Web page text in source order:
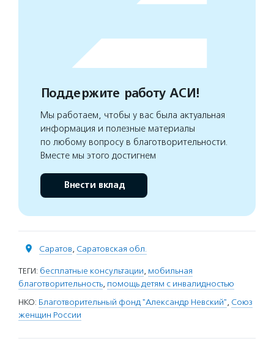
Поддержите работу АСИ!
Мы работаем, чтобы у вас была актуальная
информация и полезные материалы
по любому вопросу в благотворительности.
Вместе мы этого достигнем
Внести вклад
Саратов, Саратовская обл.
ТЕГИ: бесплатные консультации, мобильная
благотворительность, помощь детям с инвалидностью
НКО: Благотворительный фонд "Александр Невский", Союз
женщин России